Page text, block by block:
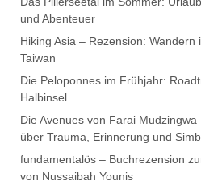
und Abenteuer
Hiking Asia – Rezension:
Taiwan
Die Peloponnes im Frühjahr:
Halbinsel
Die Avenues von Farai
über Trauma, Erinnerung und
fundamentalös – Buchrezension
von Nussaibah Younis